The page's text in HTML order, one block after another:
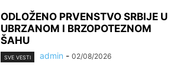
ODLOŽENO PRVENSTVO SRBIJE U
UBRZANOM I BRZOPOTEZNOM
ŠAHU
SVE VESTI admin - 02/08/2026